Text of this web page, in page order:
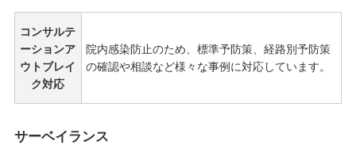
コンサルテ
ーションア
ウトブレイ
ク対応
院内感染防止のため、標準予防策、経路別予防策
の確認や相談など様々な事例に対応しています。
サーベイランス